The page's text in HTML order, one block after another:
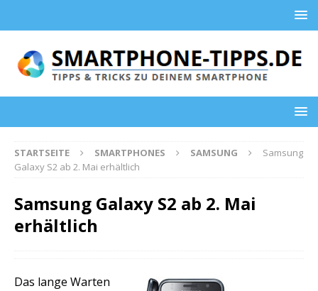
STARTSEITE SMARTPHONES SAMSUNG
Samsung
Galaxy S2 ab 2. Mai erhältlich
Samsung Galaxy S2 ab 2. Mai
erhältlich
Das lange Warten